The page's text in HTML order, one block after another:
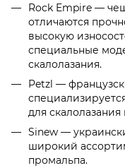
Rock Empire —
отличаются
высокую
специальные
скалолазания.
Petzl —
для
Sinew —
широкий
промальпа.